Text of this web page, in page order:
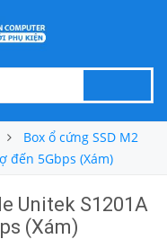
Box ổ cứng SSD M2
đến 5Gbps (Xám)
Unitek S1201A
(Xám)